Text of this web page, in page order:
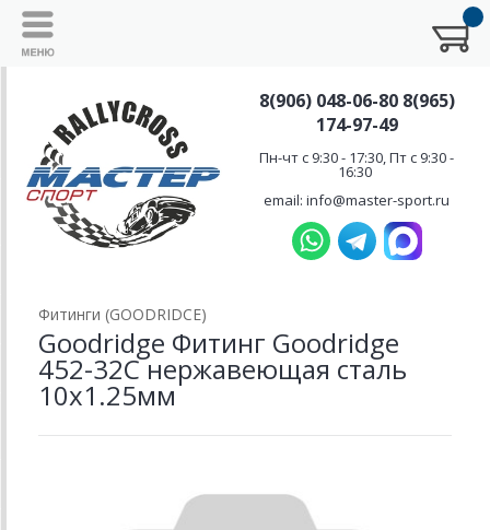
8(906) 048-06-80 8(965)
174-97-49
Пн-чт с 9:30 - 17:30, Пт с 9:30 -
16:30
email: info@master-sport.ru
Фитинги (GOODRIDCE)
Goodridge Фитинг Goodridge
452-32C нержавеющая сталь
10х1.25мм